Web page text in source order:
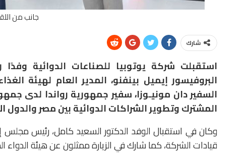
جانب من
شارك
استقبلت شركة يوتوبيا للصناعات الدوائية
السفير دان مونيـوزا، سفير جمهورية رواندا لدى
المشترك وتطوير الشراكات الدوائية بين مصر والدول
وكان في استقبال الوفد الدكتور السعيد كامل، رئيس مجلس
قيادات الشركة، كما شارك في الزيارة ممثلون عن هيئة الدواء